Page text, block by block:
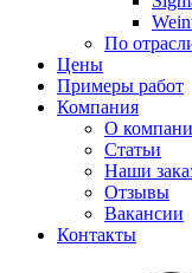
По
Цены
Примеры работ
Компания
О
Статьи
Наши
Отзывы
Вакансии
Контакты